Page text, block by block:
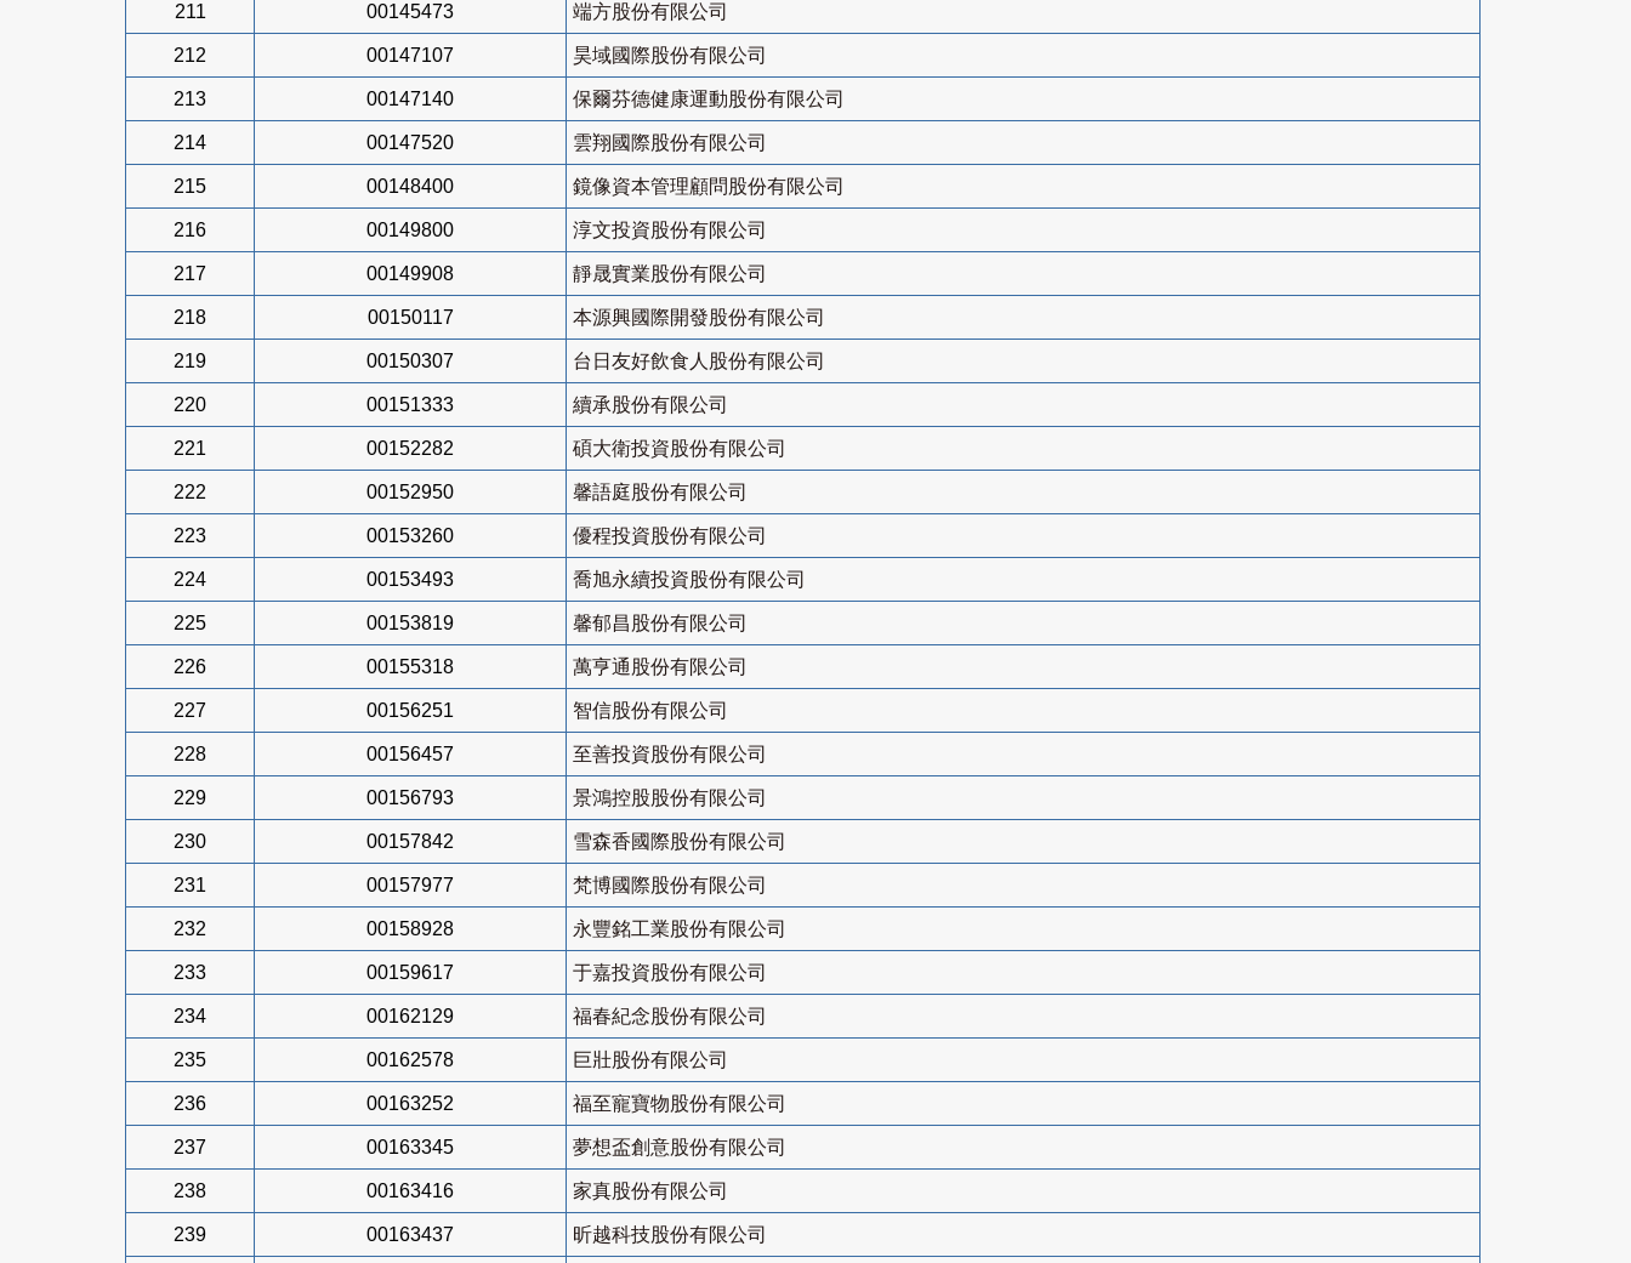
211 00145473 端方股份有限公司
212 00147107 昊域國際股份有限公司
213 00147140 保爾芬德健康運動股份有限公司
214 00147520 雲翔國際股份有限公司
215 00148400 鏡像資本管理顧問股份有限公司
216 00149800 淳文投資股份有限公司
217 00149908 靜晟實業股份有限公司
218 00150117 本源興國際開發股份有限公司
219 00150307 台日友好飲食人股份有限公司
220 00151333 續承股份有限公司
221 00152282 碩大衛投資股份有限公司
222 00152950 馨語庭股份有限公司
223 00153260 優程投資股份有限公司
224 00153493 喬旭永續投資股份有限公司
225 00153819 馨郁昌股份有限公司
226 00155318 萬亨通股份有限公司
227 00156251 智信股份有限公司
228 00156457 至善投資股份有限公司
229 00156793 景鴻控股股份有限公司
230 00157842 雪森香國際股份有限公司
231 00157977 梵博國際股份有限公司
232 00158928 永豐銘工業股份有限公司
233 00159617 于嘉投資股份有限公司
234 00162129 福春紀念股份有限公司
235 00162578 巨壯股份有限公司
236 00163252 福至寵寶物股份有限公司
237 00163345 夢想盃創意股份有限公司
238 00163416 家真股份有限公司
239 00163437 昕越科技股份有限公司